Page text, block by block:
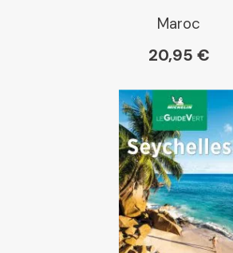
Maroc
20,95 €